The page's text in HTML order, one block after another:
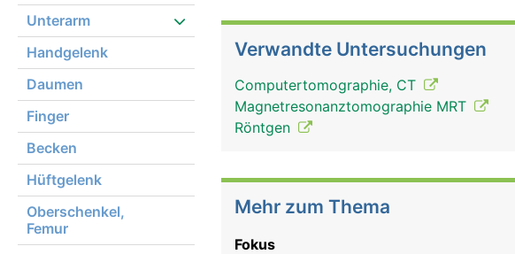
Unterarm
Handgelenk
Daumen
Finger
Becken
Hüftgelenk
Oberschenkel,
Femur
Verwandte Untersuchungen
Computertomographie, CT
Magnetresonanztomographie MRT
Röntgen
Mehr zum Thema
Fokus